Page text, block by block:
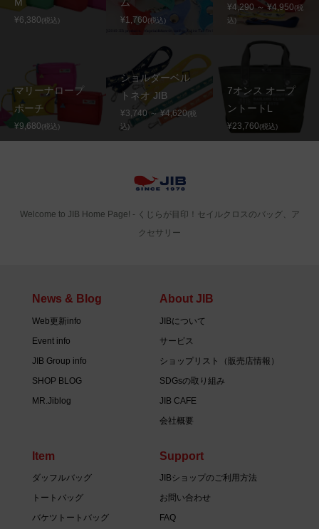
¥6,380(税込) ¥1,760(税込)
¥4,290 ～ ¥4,950(税
込)
マリーナロープ
ポーチ
¥9,680(税込)
ショルダーベル
トネオ JIB
¥3,740 ～ ¥4,620(税
込)
7オンス オープ
ントートL
¥23,760(税込)
Welcome to JIB Home Page! ‐ くじらが目印！セイルクロスのバッグ、ア
クセサリー
News & Blog
Web更新info
Event info
JIB Group info
SHOP BLOG
MR.Jiblog
About JIB
JIBについて
サービス
ショップリスト（販売店情報）
SDGsの取り組み
JIB CAFE
会社概要
Item
ダッフルバッグ
トートバッグ
バケツトートバッグ
Support
JIBショップのご利用方法
お問い合わせ
FAQ